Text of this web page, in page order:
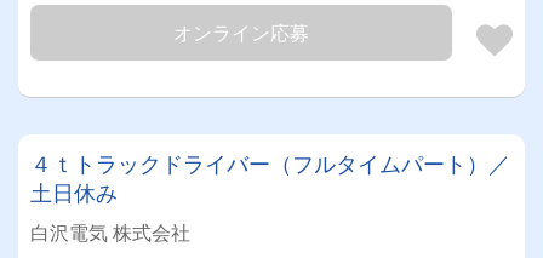
オンライン応募
４ｔトラックドライバー（フルタイムパート）／
土日休み
白沢電気 株式会社